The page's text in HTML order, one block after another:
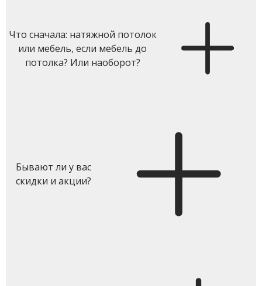
Что сначала: натяжной потолок
или мебель, если мебель до
потолка? Или наоборот?
Бывают ли у вас
скидки и акции?